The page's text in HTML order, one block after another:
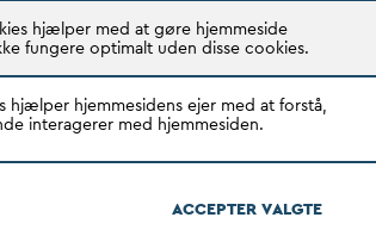
hjælper med at gøre hjemmeside
fungere optimalt uden disse cookies.
hjælper hjemmesidens ejer med at forstå,
interagerer med hjemmesiden.
ACCEPTERVALGTE